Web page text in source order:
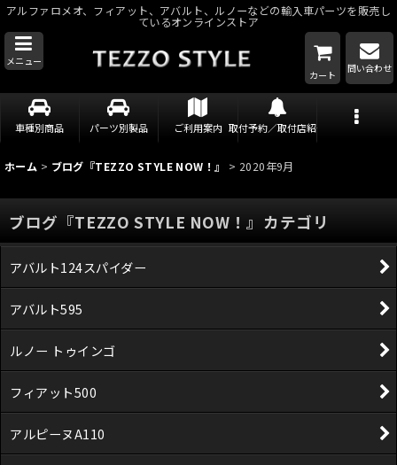
アルファロメオ、フィアット、アバルト、ルノーなどの輸入車パーツを販売し
ているオンラインストア
メニュー
カート
問い合わせ
車種別商品 パーツ別製品 ご利用案内 取付予約／取付店紹介
ホーム > ブログ『TEZZO STYLE NOW！』 > 2020年9月
ブログ『TEZZO STYLE NOW！』カテゴリ
アバルト124スパイダー
アバルト595
ルノー トゥインゴ
フィアット500
アルピーヌA110